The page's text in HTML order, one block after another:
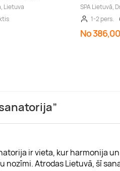
Lietuva
SPA Lietuvā,
1-2 pers.
No
ir vieta, kur harmonija
nozīmi. Atrodas Lietuvā, šī